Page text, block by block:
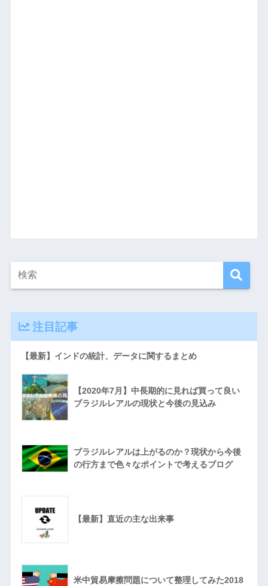
注目記事
【最新】インドの統計、データに関するまとめ
【2020年7月】中長期的に見れば買って良い
ブラジルレアルの現状と今後の見込み
ブラジルレアルは上がるのか？現状から今後
の行方まで色々なポイントで考えるブログ
【最新】直近の主な出来事
米中貿易摩擦問題について整理してみた2018